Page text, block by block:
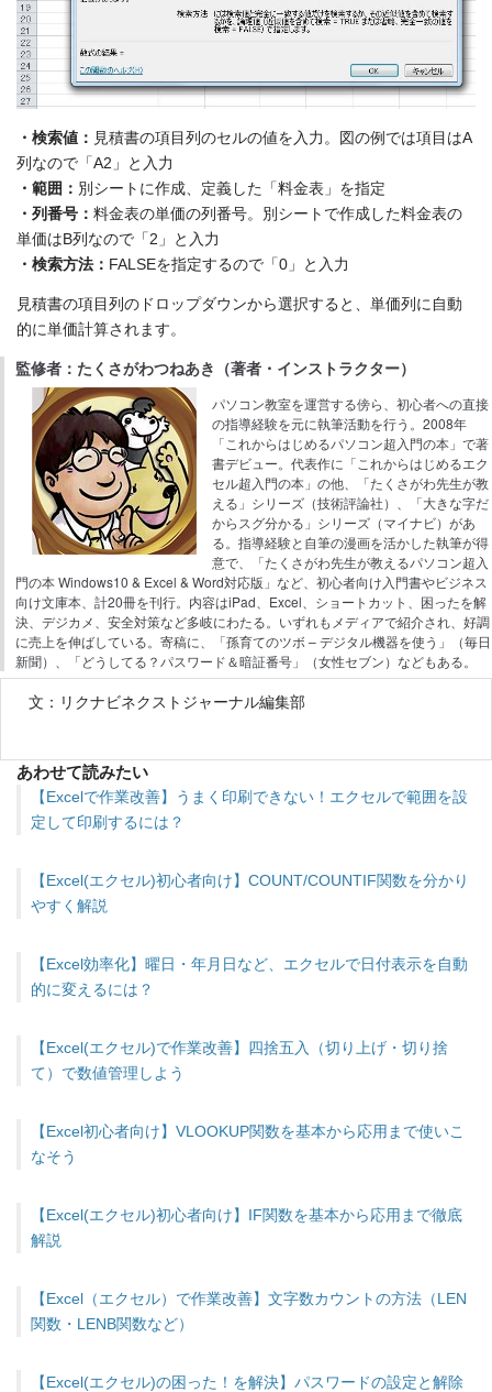
・検索値： 見積書の項目列のセルの値を入力。図の例では項目はA
列なので「A2」と入力
・範囲： 別シートに作成、定義した「料金表」を指定
・列番号： 料金表の単価の列番号。別シートで作成した料金表の
単価はB列なので「2」と入力
・検索方法： FALSEを指定するので「0」と入力
見積書の項目列のドロップダウンから選択すると、単価列に自動
的に単価計算されます。
監修者：たくさがわつねあき（著者・インストラクター）
パソコン教室を運営する傍ら、初心者への直接
の指導経験を元に執筆活動を行う。2008年
「これからはじめるパソコン超入門の本」で著
書デビュー。代表作に「これからはじめるエク
セル超入門の本」の他、「たくさがわ先生が教
える」シリーズ（技術評論社）、「大きな字だ
からスグ分かる」シリーズ（マイナビ）があ
る。指導経験と自筆の漫画を活かした執筆が得
意で、「たくさがわ先生が教えるパソコン超入
門の本 Windows10 & Excel & Word対応版」など、初心者向け入門書やビジネス
向け文庫本、計20冊を刊行。内容はiPad、Excel、ショートカット、困ったを解
決、デジカメ、安全対策など多岐にわたる。いずれもメディアで紹介され、好調
に売上を伸ばしている。寄稿に、「孫育てのツボ – デジタル機器を使う」（毎日
新聞）、「どうしてる？パスワード＆暗証番号」（女性セブン）などもある。
文：リクナビネクストジャーナル編集部
あわせて読みたい
【Excelで作業改善】うまく印刷できない！エクセルで範囲を設
定して印刷するには？
【Excel(エクセル)初心者向け】COUNT/COUNTIF関数を分かり
やすく解説
【Excel効率化】曜日・年月日など、エクセルで日付表示を自動
的に変えるには？
【Excel(エクセル)で作業改善】四捨五入（切り上げ・切り捨
て）で数値管理しよう
【Excel初心者向け】VLOOKUP関数を基本から応用まで使いこ
なそう
【Excel(エクセル)初心者向け】IF関数を基本から応用まで徹底
解説
【Excel（エクセル）で作業改善】文字数カウントの方法（LEN
関数・LENB関数など）
【Excel(エクセル)の困った！を解決】パスワードの設定と解除